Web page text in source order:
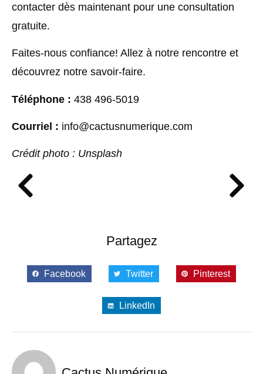
contacter dès maintenant pour une consultation
gratuite.
Faites-nous confiance! Allez à notre rencontre et
découvrez notre savoir-faire.
Téléphone : 438 496-5019
Courriel : info@cactusnumerique.com
Crédit photo : Unsplash
Partagez
Facebook Twitter Pinterest
LinkedIn